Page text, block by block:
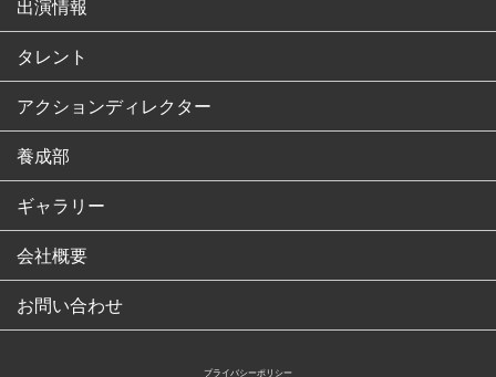
出演情報
タレント
アクションディレクター
養成部
ギャラリー
会社概要
お問い合わせ
プライバシーポリシー